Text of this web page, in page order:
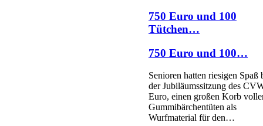
750 Euro und 100
Tütchen…
750 Euro und 100…
Senioren hatten riesigen Spaß
der Jubiläumssitzung des
Euro, einen großen Korb
Gummibärchentüten als
Wurfmaterial für den…